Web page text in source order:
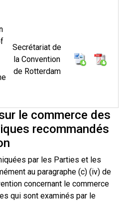
Secrétariat de
la Convention
de Rotterdam
le commerce des
recommandés
par les Parties et les
au paragraphe (c) (iv) de
concernant le commerce
qui sont examinés par le